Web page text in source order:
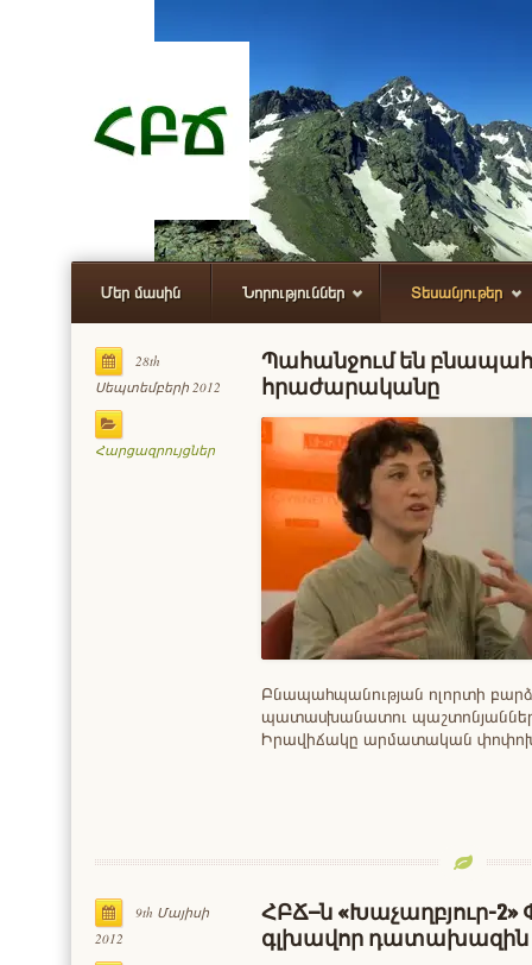
Մեր մասին Նորություններ Տեսանյութեր
28th
Սեպտեմբերի 2012
Հարցազրույցներ
Պահանջում են
հրաժարականը
Բնապահպանության ոլորտի
պատասխանատու
Իրավիճակը արմատական
9th Մայիսի
2012
ՀԲՃ–ն «Խաչաղբյուր-2»
գլխավոր դատախազին